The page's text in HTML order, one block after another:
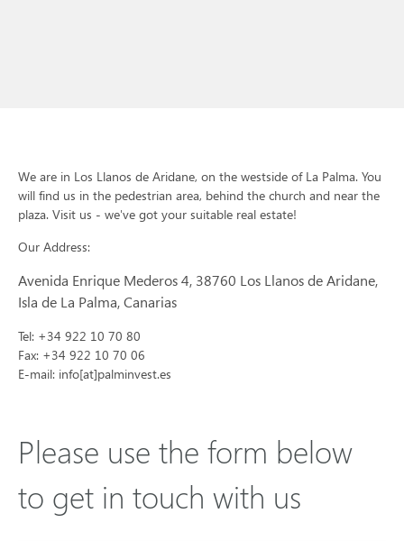
We are in Los Llanos de Aridane, on the westside of La Palma. You
will find us in the pedestrian area, behind the church and near the
plaza. Visit us - we've got your suitable real estate!
Our Address:
Avenida Enrique Mederos 4, 38760 Los Llanos de Aridane,
Isla de La Palma, Canarias
Tel: +34 922 10 70 80
Fax: +34 922 10 70 06
E-mail: info[at]palminvest.es
Please use the form below
to get in touch with us